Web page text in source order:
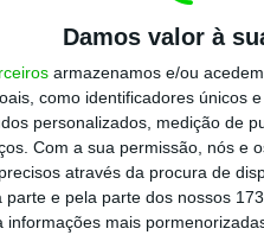
Damos valor à
armazenamos e/ou
como identificadores únicos
personalizados, medição de
Com a sua permissão, nós e
através da procura de
e pela parte dos nossos
informações mais